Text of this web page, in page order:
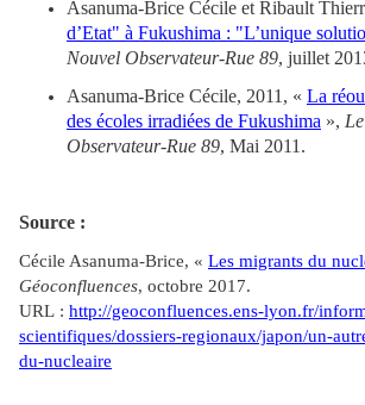
Asanuma-Brice Cécile et Ribault
d’Etat" à Fukushima : "L’unique
Nouvel Observateur-Rue 89, juillet
Asanuma-Brice Cécile, 2011, « La
des écoles irradiées de Fukushima »,
Observateur-Rue 89, Mai 2011.
Source :
Cécile Asanuma-Brice, « Les migrants du
Géoconfluences, octobre 2017.
URL : http://geoconfluences.ens-lyon.fr/
scientifiques/dossiers-regionaux/japon/un-
du-nucleaire